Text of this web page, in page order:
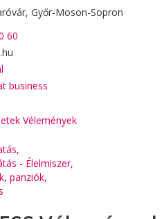
Győr-Moson-Sopron
60
business
Vélemények
- Élelmiszer,
panziók,